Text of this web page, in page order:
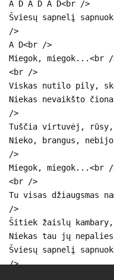
A D A D A D<br />
Šviesų sapnelį
/>
A D<br />
Miegok, miegok...<br /
<br />
Viskas nutilo pily,
Niekas nevaikšto
/>
Tuščia virtuvėj, rūsy,
Nieko, brangus,
/>
Miegok, miegok...<br /
<br />
Tu visas džiaugsmas
/>
Šitiek žaislų
Niekas tau jų
Šviesų sapnelį
/>